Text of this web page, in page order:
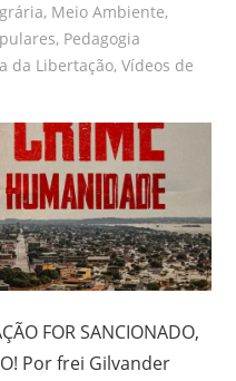
, Meio Ambiente,
, Pedagogia
da Libertação, Vídeos de
FOR SANCIONADO,
Por frei Gilvander